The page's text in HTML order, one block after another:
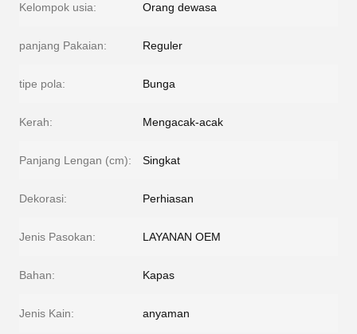
Kelompok usia: Orang dewasa
panjang Pakaian: Reguler
tipe pola: Bunga
Kerah: Mengacak-acak
Panjang Lengan (cm): Singkat
Dekorasi: Perhiasan
Jenis Pasokan: LAYANAN OEM
Bahan: Kapas
Jenis Kain: anyaman